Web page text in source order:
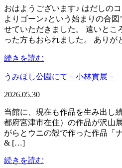
おはようございます♪ はだしの
よりゴーン♪という始まりの合
せていただきました。 遠いとこ
った方もおられました。 あり
続きを読む
うみほし公園にて－小林貢展－
2026.05.30
当館に、現在も作品を生み出し
都府宮津市在住）の作品が沢
がらとウニの殻で作った作品「
& […]
続きを読む